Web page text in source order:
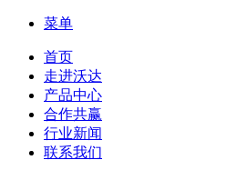
菜单
首页
走进沃达
产品中心
合作共赢
行业新闻
联系我们